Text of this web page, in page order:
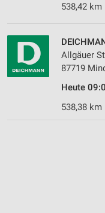
538,42 km
Allgäuer
87719
Heute
538,38 km